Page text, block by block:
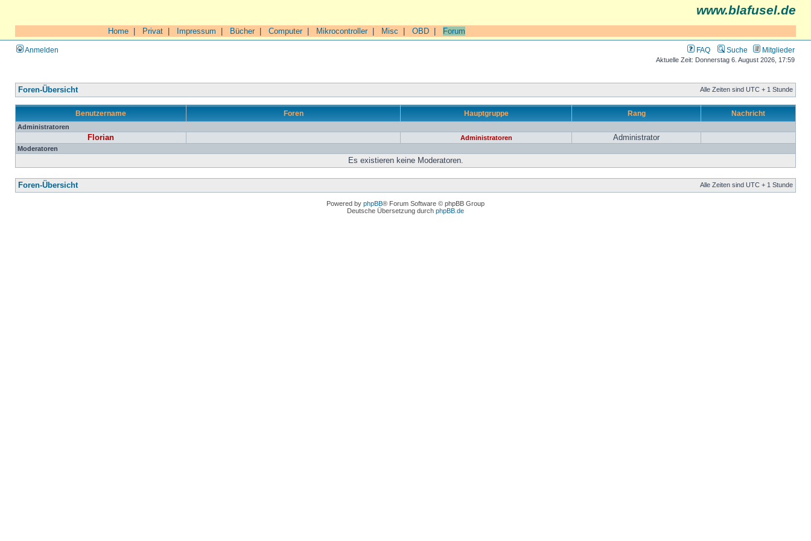
www.blafusel.de
Home Privat Impressum Bücher| Computer| Mikrocontroller| Misc OBD Forum
Anmelden FAQ Suche Mitglieder
Aktuelle Zeit: Donnerstag 6. August 2026, 17:59
Foren-Übersicht Alle Zeiten sind UTC + 1 Stunde
Benutzername Foren Hauptgruppe Rang Nachricht
Administratoren
Florian Administratoren Administrator
Moderatoren
Es existieren keine Moderatoren.
Foren-Übersicht Alle Zeiten sind UTC + 1 Stunde
Powered by phpBB® Forum Software © phpBB Group
Deutsche Übersetzung durch phpBB.de